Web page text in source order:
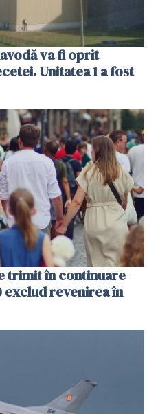
va fi oprit
Unitatea 1 a fost
trimit în continuare
exclud revenirea în